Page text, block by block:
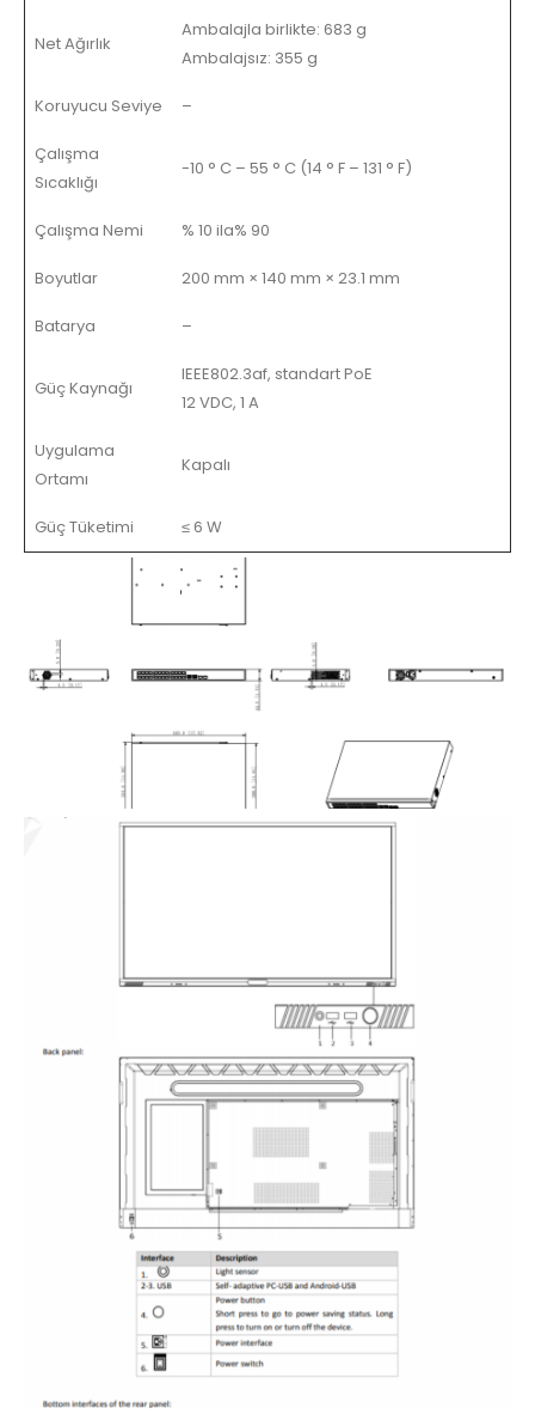
Net Ağırlık
Ambalajla birlikte: 683 g
Ambalajsız: 355 g
Koruyucu Seviye –
Çalışma
Sıcaklığı
-10 ° C – 55 ° C (14 ° F – 131 ° F)
Çalışma Nemi % 10 ila% 90
Boyutlar 200 mm × 140 mm × 23.1 mm
Batarya –
Güç Kaynağı
IEEE802.3af, standart PoE
12 VDC, 1 A
Uygulama
Ortamı
Kapalı
Güç Tüketimi ≤ 6 W